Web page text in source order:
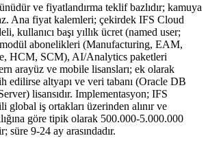
ve fiyatlandırma teklif bazlıdır; kamuya
Ana fiyat kalemleri; çekirdek IFS Cloud
kullanıcı başı yıllık ücret (named user;
abonelikleri (Manufacturing, EAM,
HCM, SCM), AI/Analytics paketleri
arayüz ve mobile lisansları; ek olarak
edilirse altyapı ve veri tabanı (Oracle DB
lisansıdır. Implementasyon; IFS
global iş ortakları üzerinden alınır ve
göre tipik olarak 500.000-5.000.000
süre 9-24 ay arasındadır.